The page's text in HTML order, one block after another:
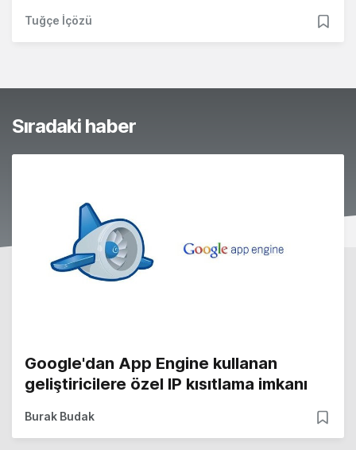
Tuğçe İçözü
Sıradaki haber
Google'dan App Engine kullanan
geliştiricilere özel IP kısıtlama imkanı
Burak Budak